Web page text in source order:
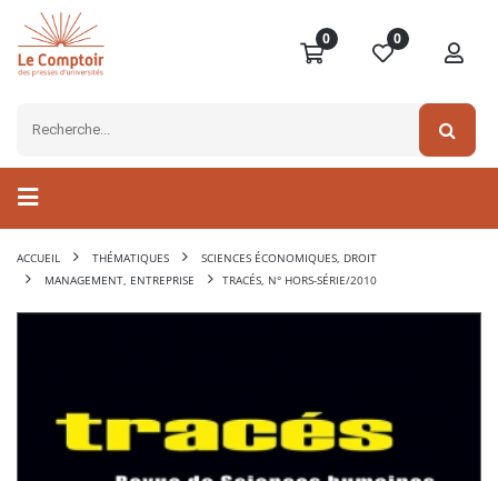
0 0
ACCUEIL THÉMATIQUES
SCIENCES ÉCONOMIQUES, DROIT
MANAGEMENT, ENTREPRISE
TRACÉS, N° HORS-SÉRIE/2010